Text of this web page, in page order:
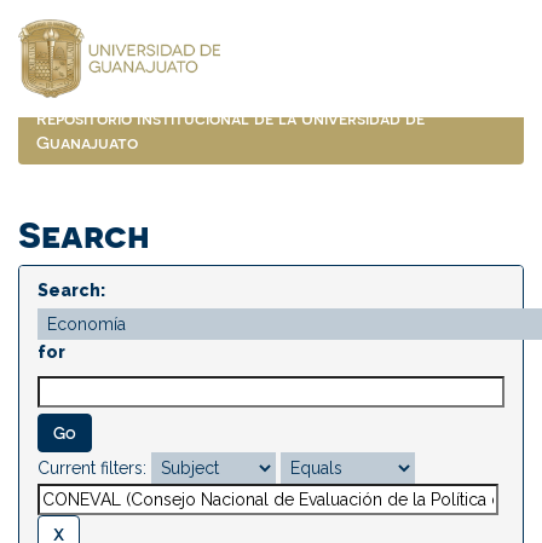
navigation
Repositorio Institucional de la Universidad de
Guanajuato
Search
Search:
for
Current filters: